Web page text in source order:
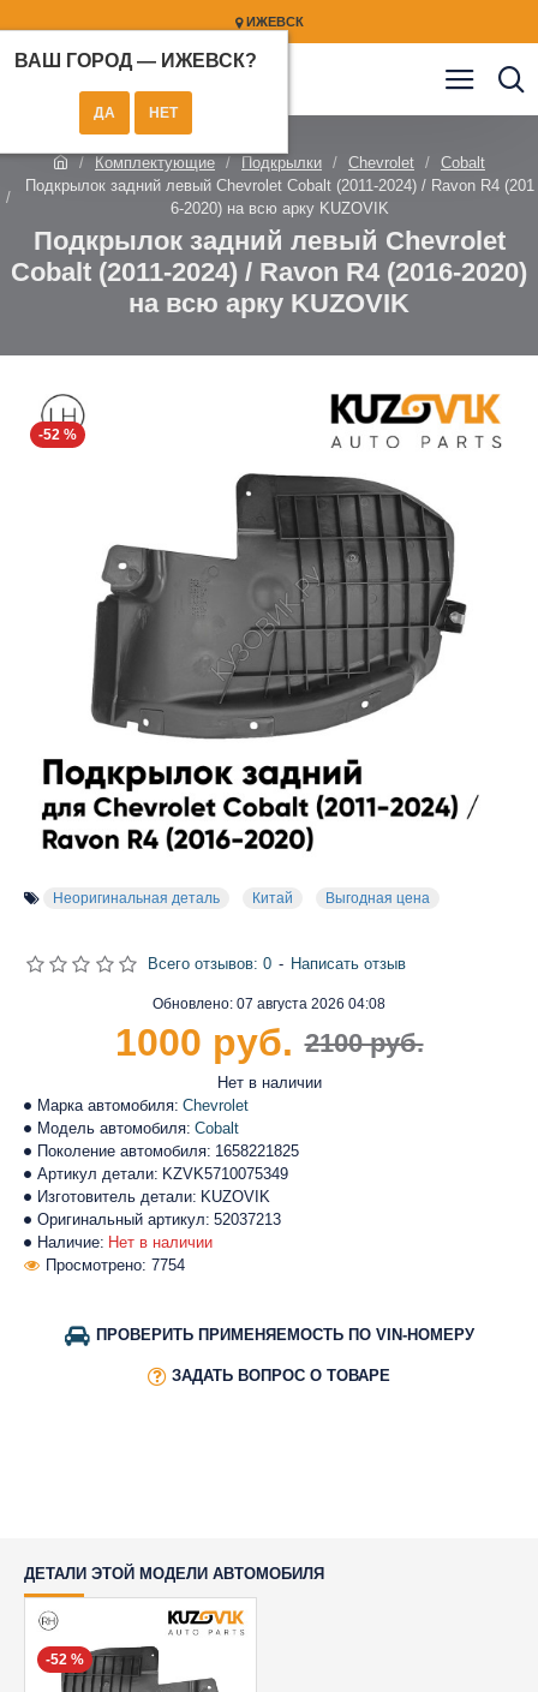
ИЖЕВСК
ВАШ ГОРОД — ИЖЕВСК?
Комплектующие Подкрылки Chevrolet
Cobalt
Подкрылок задний левый Chevrolet Cobalt (2011-2024) / Ravon R4 (201
6-2020) на всю арку KUZOVIK
Подкрылок задний левый Chevrolet
Cobalt (2011-2024) / Ravon R4 (2016-2020)
на всю арку KUZOVIK
-52 %
Неоригинальная деталь Китай Выгодная цена
Наличие: Нет в наличии
Марка автомобиля: Chevrolet
Модель автомобиля: Cobalt
Поколение автомобиля: 1658221825
Артикул детали: KZVK5710075349
Изготовитель детали: KUZOVIK
Оригинальный артикул: 52037213
Просмотрено: 7754
Обновлено: 07 августа 2026 04:08
Нет в наличии
Всего отзывов: 0 - Написать отзыв
2100 руб.
1000 руб.
ПРОВЕРИТЬ ПРИМЕНЯЕМОСТЬ ПО VIN-НОМЕРУ
ЗАДАТЬ ВОПРОС О ТОВАРЕ
ДЕТАЛИ ЭТОЙ МОДЕЛИ АВТОМОБИЛЯ
-52 %